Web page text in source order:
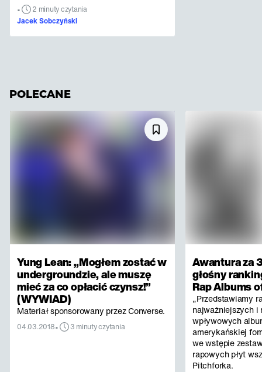
•
2 minuty czytania
Jacek Sobczyński
POLECANE
Yung Lean: „Mogłem zostać w
undergroundzie, ale muszę
mieć za co opłacić czynsz!”
(WYWIAD)
Materiał sponsorowany przez Converse.
04.03.2018• 3 minuty czytania
Awantura za
głośny
Rap Albums
„Przedstawiamy
najważniejszych i
wpływowych
amerykańskiej
we wstępie
rapowych płyt
Pitchforka.